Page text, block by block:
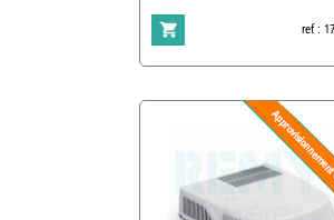
ref :